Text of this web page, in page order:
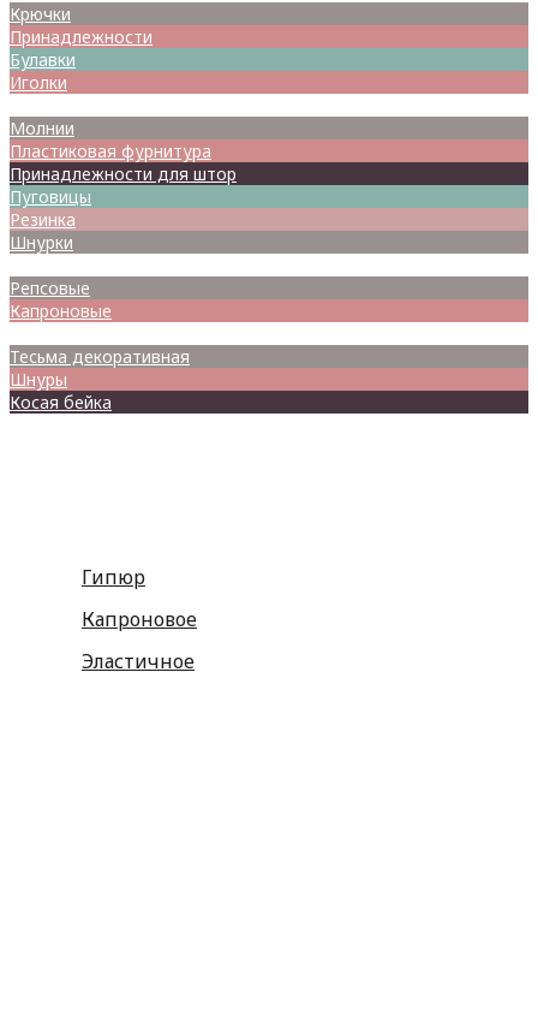
Крючки
Принадлежности
Булавки
Иголки
Молнии
Пластиковая фурнитура
Принадлежности для штор
Пуговицы
Резинка
Шнурки
Репсовые
Капроновые
Тесьма декоративная
Шнуры
Косая бейка
Гипюр
Капроновое
Эластичное